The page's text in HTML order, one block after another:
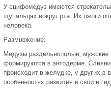
У сцифомедуз имеются
щупальцах вокруг рта. Их ожоги
человека.
Размножение:
Медузы раздельнополые, мужские
формируются в энтодерме.
происходит в желудке, у других
особенностях развития и свои и